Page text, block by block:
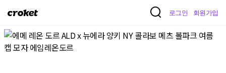
크
켓
로그인 회원가입